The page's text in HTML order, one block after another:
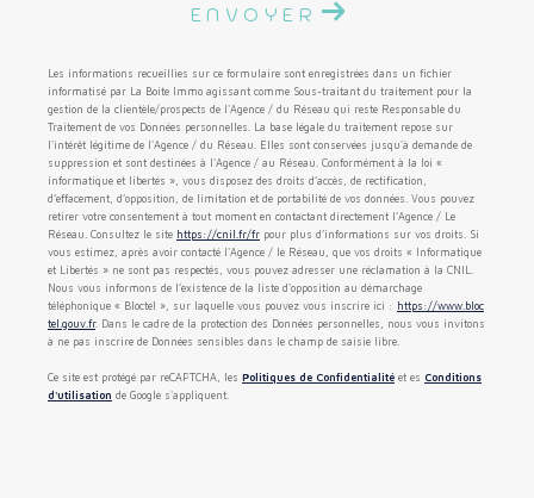
ENVOYER
Les informations recueillies sur ce formulaire sont enregistrées dans un fichier
informatisé par La Boite Immo agissant comme Sous-traitant du traitement pour la
gestion de la clientèle/prospects de l'Agence / du Réseau qui reste Responsable du
Traitement de vos Données personnelles. La base légale du traitement repose sur
l'intérêt légitime de l'Agence / du Réseau. Elles sont conservées jusqu'à demande de
suppression et sont destinées à l'Agence / au Réseau. Conformément à la loi «
informatique et libertés », vous disposez des droits d’accès, de rectification,
d’effacement, d’opposition, de limitation et de portabilité de vos données. Vous pouvez
retirer votre consentement à tout moment en contactant directement l’Agence / Le
Réseau. Consultez le site https://cnil.fr/fr pour plus d’informations sur vos droits. Si
vous estimez, après avoir contacté l'Agence / le Réseau, que vos droits « Informatique
et Libertés » ne sont pas respectés, vous pouvez adresser une réclamation à la CNIL.
Nous vous informons de l’existence de la liste d'opposition au démarchage
téléphonique « Bloctel », sur laquelle vous pouvez vous inscrire ici : https://www.bloc
tel.gouv.fr. Dans le cadre de la protection des Données personnelles, nous vous invitons
à ne pas inscrire de Données sensibles dans le champ de saisie libre.
Ce site est protégé par reCAPTCHA, les Politiques de Confidentialité et es Conditions
d'utilisation de Google s'appliquent.